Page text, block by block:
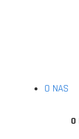
O NAS